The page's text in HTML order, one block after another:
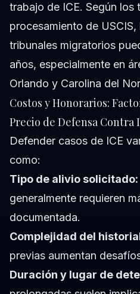
trabajo de ICE. Según los
procesamiento de
tribunales migratorios
años, especialmente en
Orlando y Carolina del
Costos y Honorarios:
Precio de Defensa Contra
Defender casos de ICE
como:
Tipo de alivio solicitado:
generalmente requieren
documentada.
Complejidad del
previas aumentan
Duración y lugar de